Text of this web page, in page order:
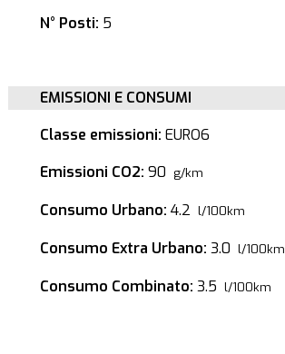
N° Posti: 5
EMISSIONI E CONSUMI
Classe emissioni: EURO6
Emissioni CO2: 90 g/km
Consumo Urbano: 4.2 l/100km
Consumo Extra Urbano: 3.0 l/100km
Consumo Combinato: 3.5 l/100km